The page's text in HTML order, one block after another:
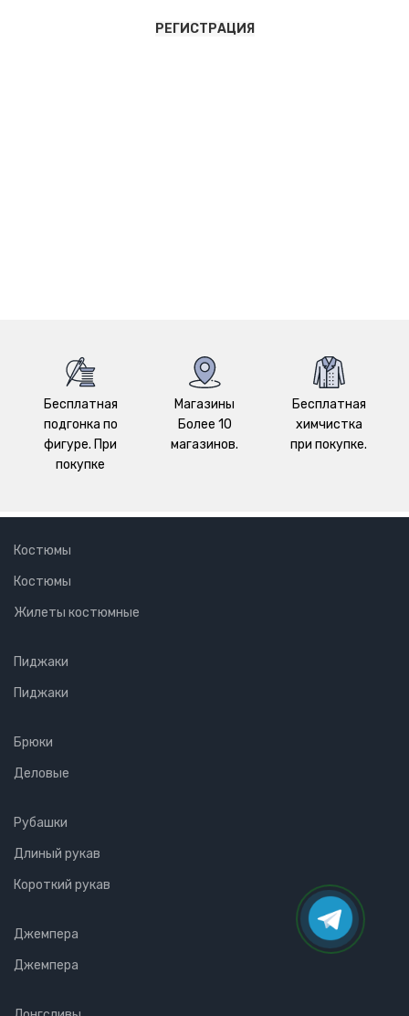
РЕГИСТРАЦИЯ
Бесплатная
подгонка по
фигуре. При
покупке
Магазины
Более 10
магазинов.
Бесплатная
химчистка
при покупке.
Костюмы
Костюмы
Жилеты костюмные
Пиджаки
Пиджаки
Брюки
Деловые
Рубашки
Длиный рукав
Короткий рукав
Джемпера
Джемпера